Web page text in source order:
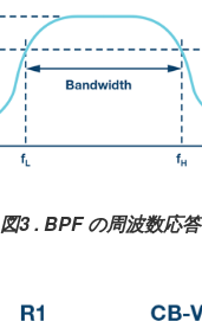
図3 . BPF の周波数応答